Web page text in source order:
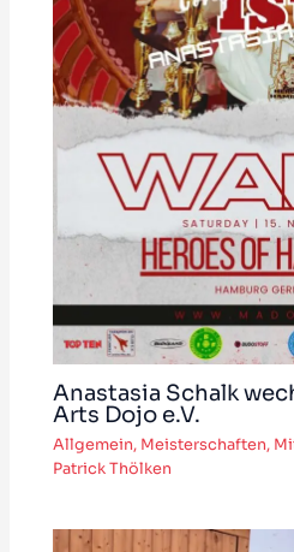
Anastasia Schalk
Arts Dojo e.V.
Allgemein, Meisterschaften,
Patrick Thölken